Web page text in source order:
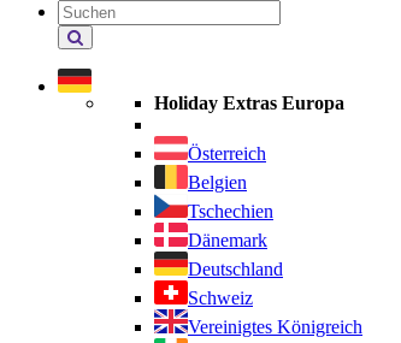
Holiday
Extras
durchsuchen
Holiday Extras Europa
Österreich
Belgien
Tschechien
Dänemark
Deutschland
Schweiz
Vereinigtes Königreich